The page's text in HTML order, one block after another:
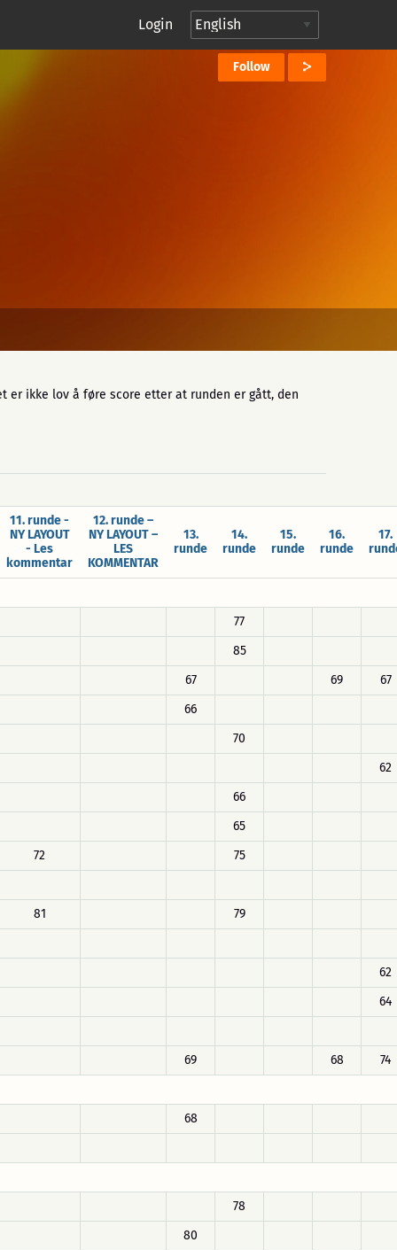
Login
Follow
er ikke lov å føre score etter at runden er gått, den
11. runde -
NY LAYOUT
- Les
kommentar
12. runde –
NY LAYOUT –
LES
KOMMENTAR
13.
runde
14.
runde
15.
runde
16.
runde
17.
77
85
67
69
67
66
70
62
66
65
72
75
81 79
62
64
69 68 74
68
78
80